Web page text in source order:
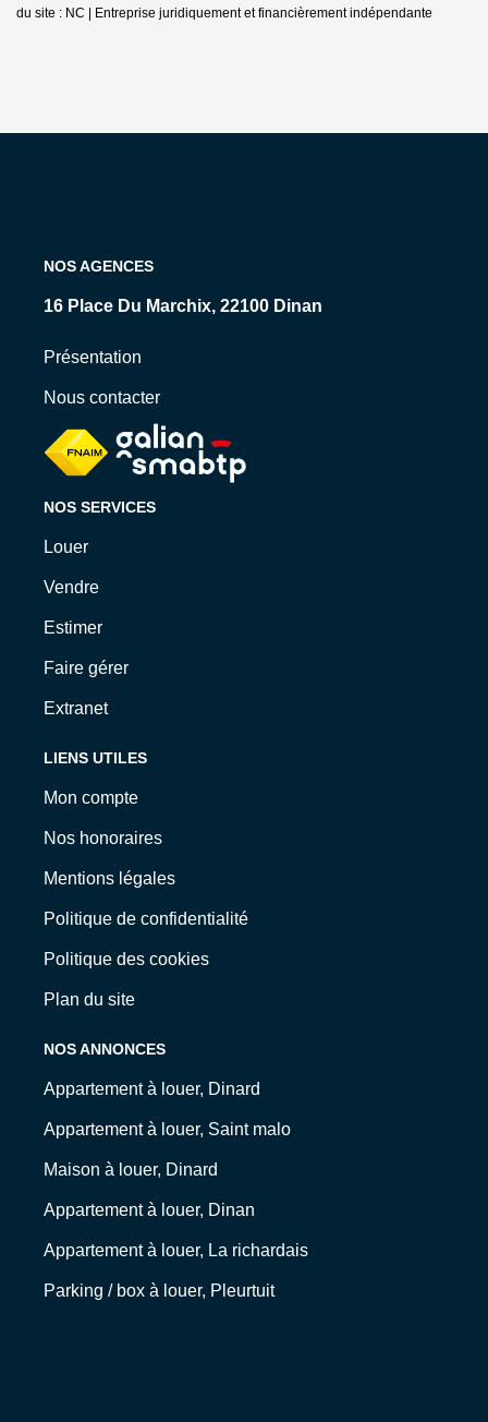
du site : NC | Entreprise juridiquement et financièrement indépendante
NOS AGENCES
16 Place Du Marchix, 22100 Dinan
15 Rue Levavasseur, 35800 Dinard
Présentation
Nous contacter
NOS SERVICES
Louer
Vendre
Estimer
Faire gérer
Extranet
LIENS UTILES
Mon compte
Nos honoraires
Mentions légales
Politique de confidentialité
Politique des cookies
Plan du site
NOS ANNONCES
Appartement à louer, Dinard
Appartement à louer, Saint malo
Maison à louer, Dinard
Appartement à louer, Dinan
Appartement à louer, La richardais
Parking / box à louer, Pleurtuit